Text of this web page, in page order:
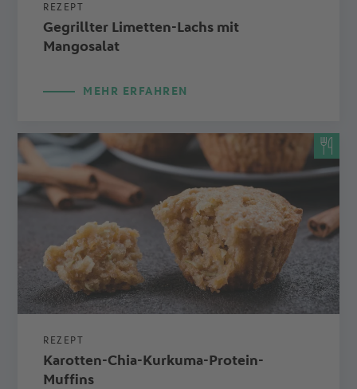
REZEPT
Gegrillter Limetten-Lachs mit
Mangosalat
MEHR ERFAHREN
REZEPT
Karotten-Chia-Kurkuma-Protein-
Muffins